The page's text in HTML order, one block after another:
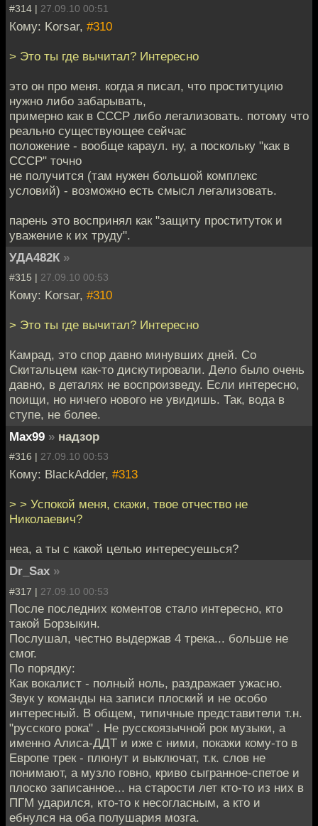
#314 | 27.09.10 00:51
Кому: Korsar, #310
> Это ты где вычитал? Интересно
это он про меня. когда я писал, что проституцию
нужно либо забарывать,
примерно как в СССР либо легализовать. потому что
реально существующее сейчас
положение - вообще караул. ну, а поскольку "как в
СССР" точно
не получится (там нужен большой комплекс
условий) - возможно есть смысл легализовать.
парень это воспринял как "защиту проституток и
уважение к их труду".
УДА482К »
#315 | 27.09.10 00:53
Кому: Korsar, #310
> Это ты где вычитал? Интересно
Камрад, это спор давно минувших дней. Со
Скитальцем как-то дискутировали. Дело было очень
давно, в деталях не воспроизведу. Если интересно,
поищи, но ничего нового не увидишь. Так, вода в
ступе, не более.
Max99 » надзор
#316 | 27.09.10 00:53
Кому: BlackAdder, #313
> > Успокой меня, скажи, твое отчество не
Николаевич?
неа, а ты с какой целью интересуешься?
Dr_Sax »
#317 | 27.09.10 00:53
После последних коментов стало интересно, кто
такой Борзыкин.
Послушал, честно выдержав 4 трека... больше не
смог.
По порядку:
Как вокалист - полный ноль, раздражает ужасно.
Звук у команды на записи плоский и не особо
интересный. В общем, типичные представители т.н.
"русского рока" . Не русскоязычной рок музыки, а
именно Алиса-ДДТ и иже с ними, покажи кому-то в
Европе трек - плюнут и выключат, т.к. слов не
понимают, а музло говно, криво сыгранное-спетое и
плоско записанное... на старости лет кто-то из них в
ПГМ ударился, кто-то к несогласным, а кто и
ебнулся на оба полушария мозга.